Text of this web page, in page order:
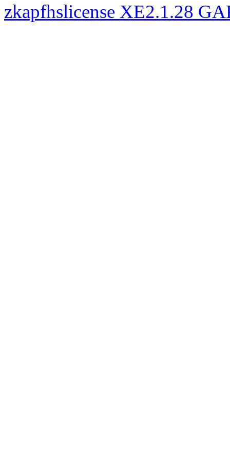
zkapfhslicense XE2.1.28